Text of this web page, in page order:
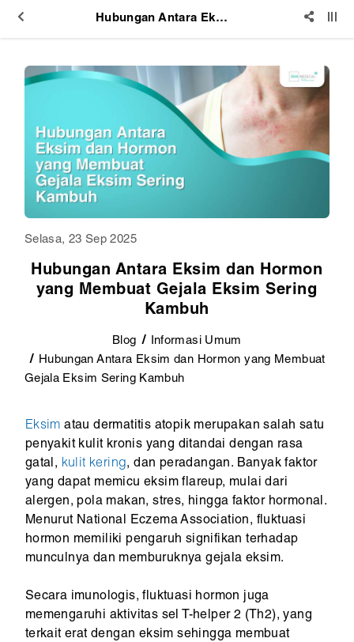
Hubungan Antara Eksim dan Hormon yang Membuat Gejala Eksim Sering Kambuh
Selasa, 23 Sep 2025
Hubungan Antara Eksim dan Hormon
yang Membuat Gejala Eksim Sering
Kambuh
Blog
Informasi Umum
Hubungan Antara Eksim dan Hormon yang Membuat
Gejala Eksim Sering Kambuh
Eksimatau dermatitis atopik merupakan salah satu
penyakit kulit kronis yang ditandai dengan rasa
gatal, kulit kering, dan peradangan. Banyak faktor
yang dapat memicu eksim flareup, mulai dari
alergen, pola makan, stres, hingga faktor hormonal.
Menurut National Eczema Association, fluktuasi
hormon memiliki pengaruh signifikan terhadap
munculnya dan memburuknya gejala eksim.
Secara imunologis, fluktuasi hormon juga
memengaruhi aktivitas sel T-helper 2 (Th2), yang
terkait erat dengan eksim sehingga membuat